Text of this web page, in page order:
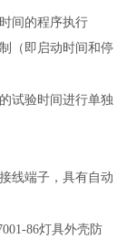
间的程序执行
（即启动时间和停
试验时间进行单独
线端子，具有自动
86灯具外壳防